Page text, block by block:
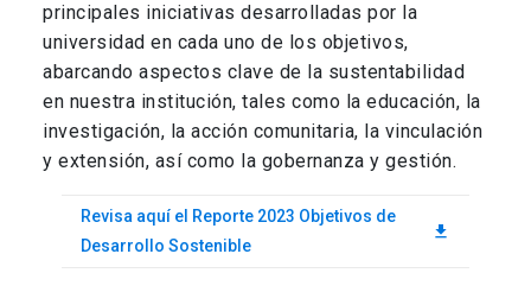
principales iniciativas desarrolladas por la
universidad en cada uno de los objetivos,
abarcando aspectos clave de la sustentabilidad
en nuestra institución, tales como la educación, la
investigación, la acción comunitaria, la vinculación
y extensión, así como la gobernanza y gestión.
Revisa aquí el Reporte 2023 Objetivos de
Desarrollo Sostenible
download